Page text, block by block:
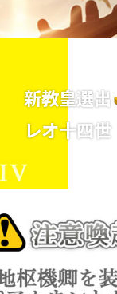
新教皇選出
レオ十四世